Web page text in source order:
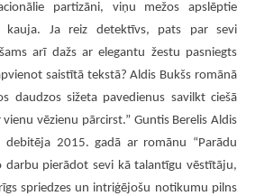
partizāni, viņu mežos apslēptie
kauja. Ja reiz detektīvs, pats par sevi
arī dažs ar elegantu žestu pasniegts
saistītā tekstā? Aldis Bukšs romānā
daudzos sižeta pavedienus savilkt ciešā
vēzienu pārcirst.” Guntis Berelis Aldis
debitēja 2015. gadā ar romānu “Parādu
darbu pierādot sevi kā talantīgu vēstītāju,
spriedzes un intriģējošu notikumu pilns